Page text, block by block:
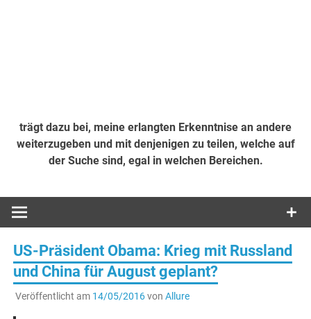
trägt dazu bei, meine erlangten Erkenntnise an andere
weiterzugeben und mit denjenigen zu teilen, welche auf
der Suche sind, egal in welchen Bereichen.
US-Präsident Obama: Krieg mit Russland
und China für August geplant?
Veröffentlicht am 14/05/2016von Allure